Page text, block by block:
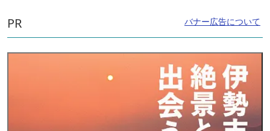
PR バナー広告について